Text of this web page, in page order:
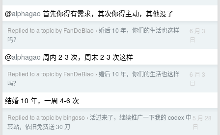
@alphagao 首先你得有需求，其次你得主动，其他没了
Replied to a topic by FanDeBiao › 婚后 10 年，你们的生活也这样
吗？
6 月 3
日
@alphagao 周内 2-3 次，周末 2-3 次这样
Replied to a topic by FanDeBiao › 婚后 10 年，你们的生活也这样
吗？
6 月 3
日
结婚 10 年，一周 4-6 次
Replied to a topic by bingoso › 活过来了，继续推广一下我的 codex 中
转站，依旧免费送 30 刀
5 月 28
日